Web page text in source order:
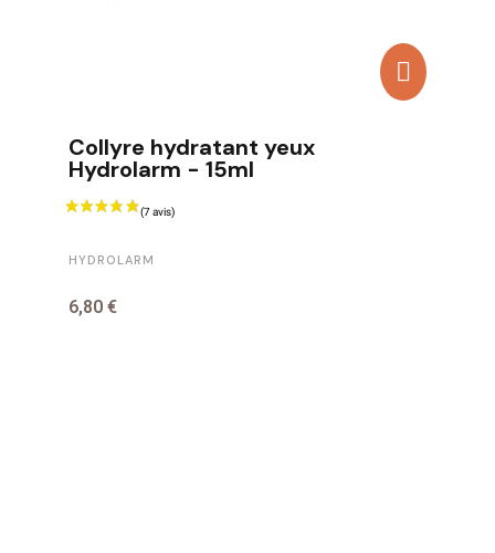
Collyre hydratant yeux
Hydrolarm - 15ml
HYDROLARM
6,80 €